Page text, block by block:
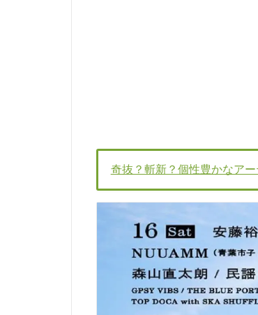
奇抜？斬新？個性豊かなア